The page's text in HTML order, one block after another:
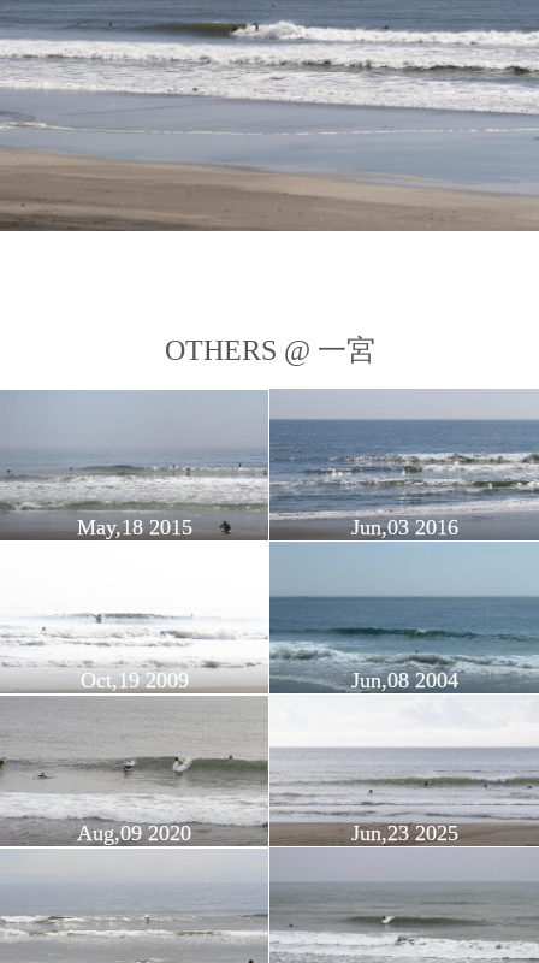
OTHERS @ 一宮
May,18 2015 Jun,03 2016
Oct,19 2009 Jun,08 2004
Aug,09 2020 Jun,23 2025